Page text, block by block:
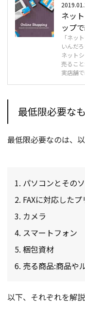
ネッ
ップ
「ネッ
いんだ
ネット
売るこ
実店舗
最低限必要な
最低限必要なのは、以
パソコンとその
FAXに対応したプ
カメラ
スマートフォン
梱包資材
売る商品:商品や
以下、それぞれを解説